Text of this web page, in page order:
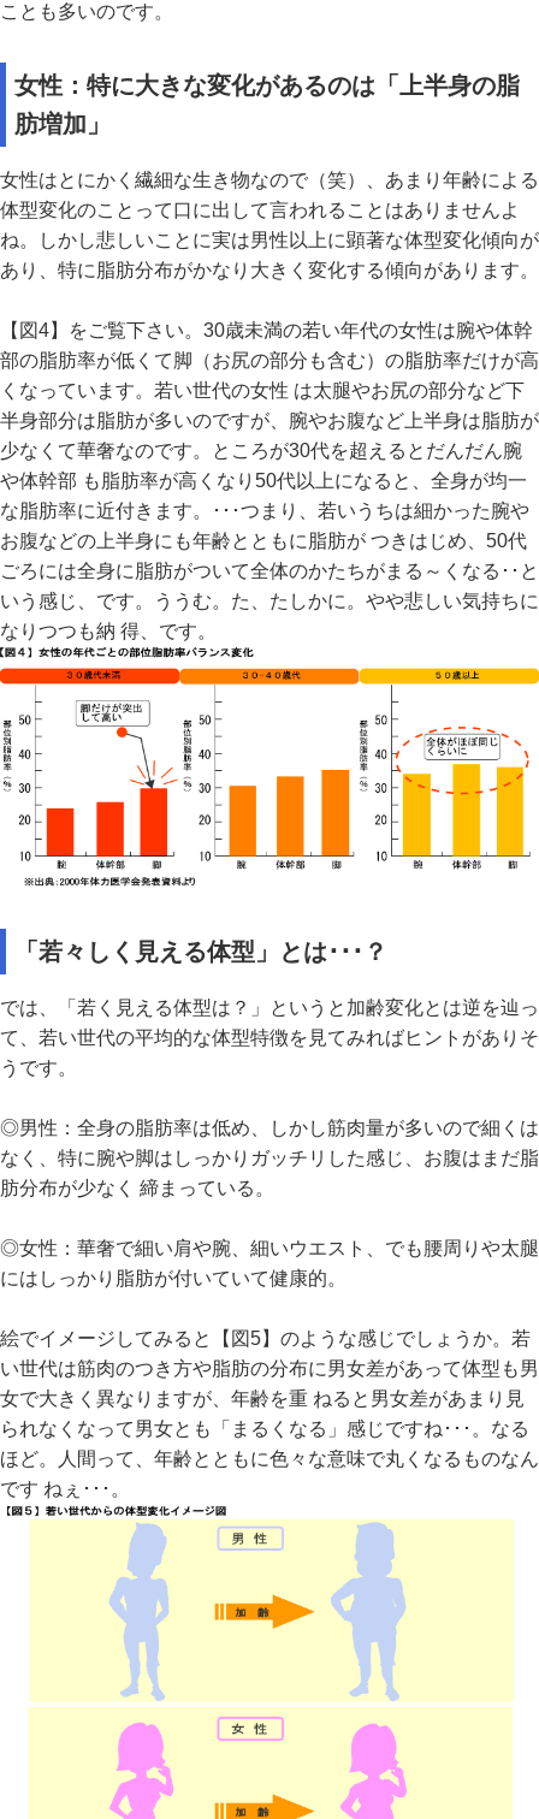
ことも多いのです。
女性：特に大きな変化があるのは「上半身の脂
肪増加」
女性はとにかく繊細な生き物なので（笑）、あまり年齢による
体型変化のことって口に出して言われることはありませんよ
ね。しかし悲しいことに実は男性以上に顕著な体型変化傾向が
あり、特に脂肪分布がかなり大きく変化する傾向があります。
【図4】をご覧下さい。30歳未満の若い年代の女性は腕や体幹
部の脂肪率が低くて脚（お尻の部分も含む）の脂肪率だけが高
くなっています。若い世代の女性 は太腿やお尻の部分など下
半身部分は脂肪が多いのですが、腕やお腹など上半身は脂肪が
少なくて華奢なのです。ところが30代を超えるとだんだん腕
や体幹部 も脂肪率が高くなり50代以上になると、全身が均一
な脂肪率に近付きます。･･･つまり、若いうちは細かった腕や
お腹などの上半身にも年齢とともに脂肪が つきはじめ、50代
ごろには全身に脂肪がついて全体のかたちがまる～くなる･･と
いう感じ、です。ううむ。た、たしかに。やや悲しい気持ちに
なりつつも納 得、です。
「若々しく見える体型」とは･･･？
では、「若く見える体型は？」というと加齢変化とは逆を辿っ
て、若い世代の平均的な体型特徴を見てみればヒントがありそ
うです。
◎男性：全身の脂肪率は低め、しかし筋肉量が多いので細くは
なく、特に腕や脚はしっかりガッチリした感じ、お腹はまだ脂
肪分布が少なく 締まっている。
◎女性：華奢で細い肩や腕、細いウエスト、でも腰周りや太腿
にはしっかり脂肪が付いていて健康的。
絵でイメージしてみると【図5】のような感じでしょうか。若
い世代は筋肉のつき方や脂肪の分布に男女差があって体型も男
女で大きく異なりますが、年齢を重 ねると男女差があまり見
られなくなって男女とも「まるくなる」感じですね･･･。なる
ほど。人間って、年齢とともに色々な意味で丸くなるものなん
です ねぇ･･･。